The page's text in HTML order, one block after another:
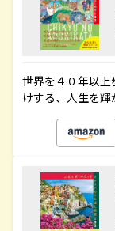
世界を４０年以
けする、人生を